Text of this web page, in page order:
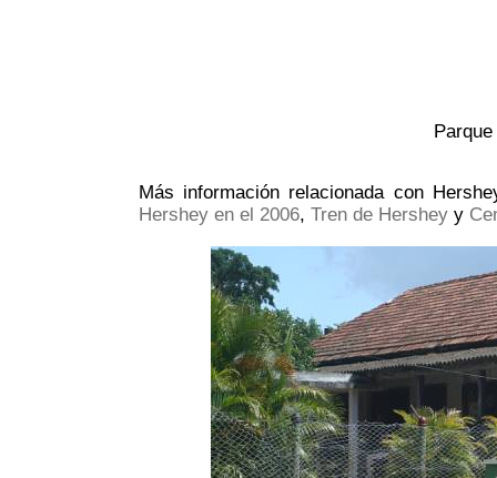
Más información relacionada con
Hershey en el 2006, Tren de Hersheyy